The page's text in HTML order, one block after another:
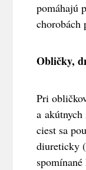
pomáhajú
chorobách
Obličky,
Pri
a
ciest sa
diureticky